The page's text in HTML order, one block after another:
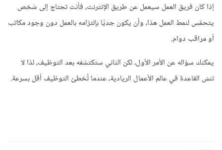
إذا كان فريق العمل سيعمل عن طريق الإنترنت، فأنت تحتاج إلى شخص
يتحمّس لنمط العمل هذا، وأن يكون جديًا بإلتزامه بالعمل دون وجود مكاتب
أو مراقب دوام.
يمكنك سؤاله عن الأمر الأول، لكن الثاني ستكتشفه بعد التوظيف، لذا لا
تنسَ القاعدة في عالم الأعمال الريادية، عندما تُخطئ التوظيف أقل بسرعة.